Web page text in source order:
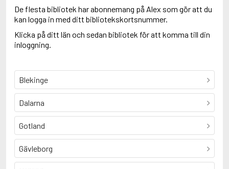
De flesta bibliotek har abonnemang på Alex som gör att du
kan logga in med ditt bibliotekskortsnummer.
Klicka på ditt län och sedan bibliotek för att komma till din
inloggning.
Blekinge
Dalarna
Gotland
Gävleborg